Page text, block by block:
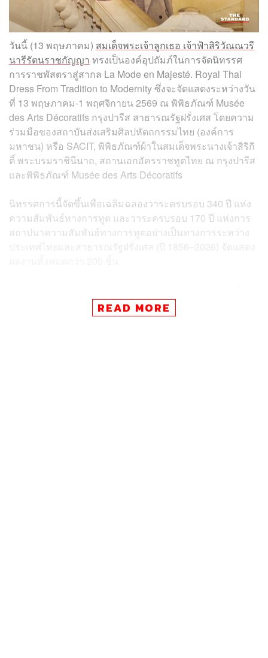
วันนี้ (13 พฤษภาคม) สมเด็จพระเจ้าลูกเธอ เจ้าฟ้าสิริวัณณวรี
นารีรัตนราชกัญญา ทรงเป็นองค์อุปถัมภ์ในการจัดนิทรรศ
การราชพัสตราสู่สากล La Mode en Majesté. Royal Thai
Dress From Tradition to Modernity ซึ่งจะจัดแสดงระหว่างวัน
ที่ 13 พฤษภาคม-1 พฤศจิกายน 2569 ณ พิพิธภัณฑ์ Musée
des Arts Décoratifs กรุงปารีส สาธารณรัฐฝรั่งเศส โดยความ
ร่วมมือของสถาบันส่งเสริมศิลปหัตถกรรมไทย (องค์การ
มหาชน) หรือ SACIT, พิพิธภัณฑ์ผ้าในสมเด็จพระนางเจ้าสิริกิ
ติ์ พระบรมราชินีนาถ, สถานเอกอัครราชทูตไทย ณ กรุงปารีส
และพิพิธภัณฑ์ Musée des Arts Décoratifs
นิทรรศการนี้จัดขึ้นเพื่อเฉลิมฉลองวาระครบรอบ 340 ปี แห่ง
ความสัมพันธ์ทางการทูต และวาระครบรอบ 170 ปี แห่งการ
สถาปนาความสัมพันธ์ทางการทูตอย่างเป็นทางการระหว่าง
ประเทศไทยและสาธารณรัฐฝรั่งเศส (ปี 1856–2026) จัดแสดง
ประดับที่ได้รับการออกแบบโดย ปิแอร์ บัลแมง นักออกแบบ
ชาวฝรั่งเศสร่วมกับสถาบันงานปักชั้นสูงเลอซาจ รวมไปถึงนัก
READ MORE